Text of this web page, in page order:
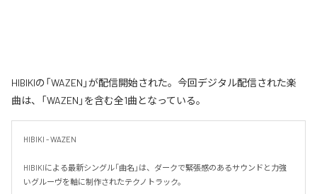
HIBIKIの「WAZEN」が配信開始された。今回デジタル配信された楽
曲は、「WAZEN」を含む全1曲となっている。
HIBIKI - WAZEN
HIBIKIによる最新シングル「曲名」は、ダークで緊張感のあるサウンドと力強
いグルーヴを軸に制作されたテクノトラック。